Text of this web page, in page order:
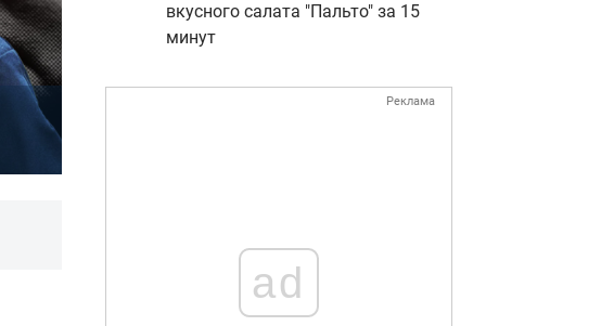
вкусного салата "Пальто" за 15
минут
Реклама
ad